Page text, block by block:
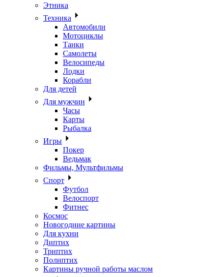
Этника
Техника
Автомобили
Мотоциклы
Танки
Самолеты
Велосипеды
Лодки
Корабли
Для детей
Для мужчин
Часы
Карты
Рыбалка
Игры
Покер
Ведьмак
Фильмы, Мультфильмы
Спорт
Футбол
Велоспорт
Фитнес
Космос
Новогодние картины
Для кухни
Диптих
Триптих
Полиптих
Картины ручной работы маслом